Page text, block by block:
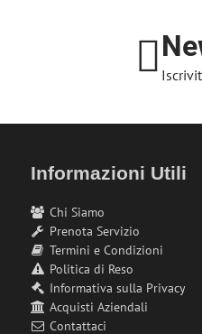
Informazioni Utili
Chi Siamo
Prenota Servizio
Termini e Condizioni
Politica di Reso
Informativa sulla Privacy
Acquisti Aziendali
Contattaci